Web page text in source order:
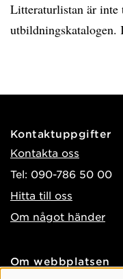
Litteraturlistan är inte
utbildningskatalogen.
Kontaktuppgifter
Kontakta oss
Tel: 090-786 50 00
Hitta till oss
Om något händer
Om webbplatsen